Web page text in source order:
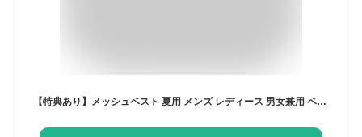
【特典あり】メッシュベスト 夏用 メンズ レディース 男女兼用 ベスト フィッシングベスト春夏 おしゃれ ブラック ネイビー 作業着 多ポケット 大きいサイズ 吸汗速乾 通気性 涼しい 薄生地 多機能 軽量 M L LL 3L 釣り ガーデニング アウトドア キャンプ 作業用 現場作業